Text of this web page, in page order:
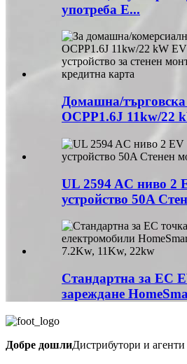
употреба E...
Домашна/търговска
OCPP1.6J 11kw/22
UL 2594 AC ниво 2
устройство 50A
Стандартна за ЕС
зареждане
Добре дошлиДистрибутори и агенти